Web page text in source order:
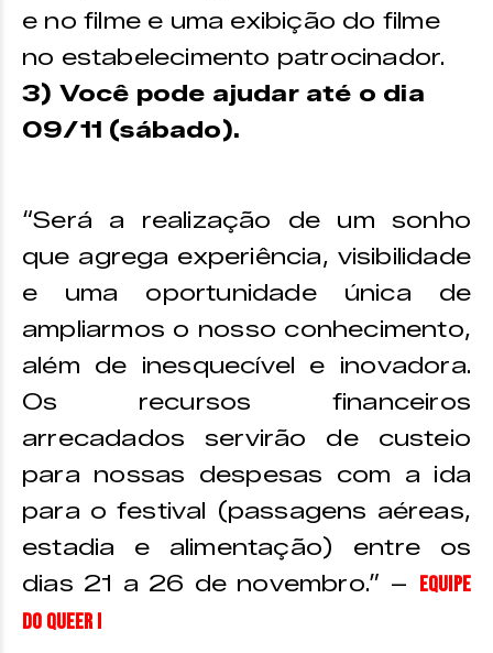
e no filme e uma exibição do filme
no estabelecimento patrocinador.
3) Você pode ajudar até o dia
09/11 (sábado).
“Será a realização de um sonho
que agrega experiência, visibilidade
e uma oportunidade única de
ampliarmos o nosso conhecimento,
além de inesquecível e inovadora.
Os recursos financeiros
arrecadados servirão de custeio
para nossas despesas com a ida
para o festival (passagens aéreas,
estadia e alimentação) entre os
dias 21 a 26 de novembro.” – Equipe
do Queer I